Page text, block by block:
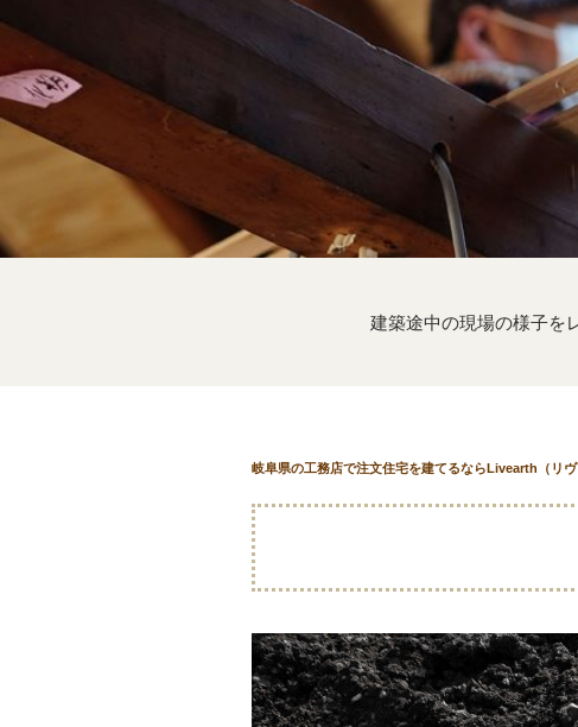
建築途中の現場の様子を
岐阜県の工務店で注文住宅を建てるならLivearth（リヴ